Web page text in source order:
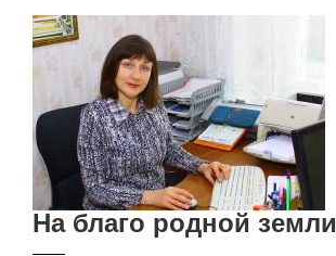
На благо родной земли